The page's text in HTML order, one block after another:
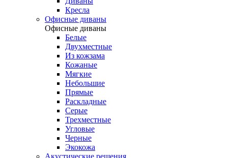
Кресла
Офисные диваны
Офисные диваны
Белые
Двухместные
Из кожзама
Кожаные
Мягкие
Небольшие
Прямые
Раскладные
Серые
Трехместные
Угловые
Черные
Экокожа
Акустические решения